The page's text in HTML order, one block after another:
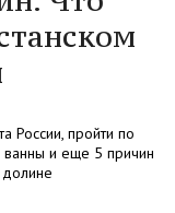
России, пройти по
ванны и еще 5 причин